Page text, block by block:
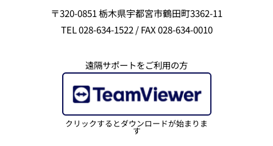
〒320-0851 栃木県宇都宮市鶴田町3362-11
TEL 028-634-1522 / FAX 028-634-0010
遠隔サポートをご利用の方
クリックするとダウンロードが始まりま
す